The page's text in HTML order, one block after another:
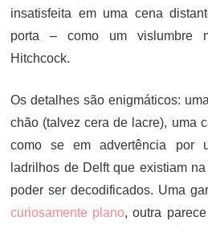
insatisfeita em uma cena
porta – como um vislumbre
Hitchcock.
Os detalhes são enigmáticos:
chão (talvez cera de lacre), uma
como se em advertência por
ladrilhos de Delft que existiam
poder ser decodificados. Uma
curiosamente plano, outra